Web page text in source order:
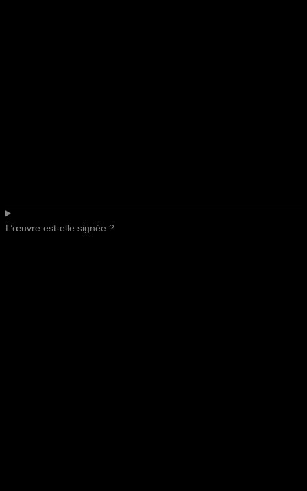
L’œuvre est-elle signée ?